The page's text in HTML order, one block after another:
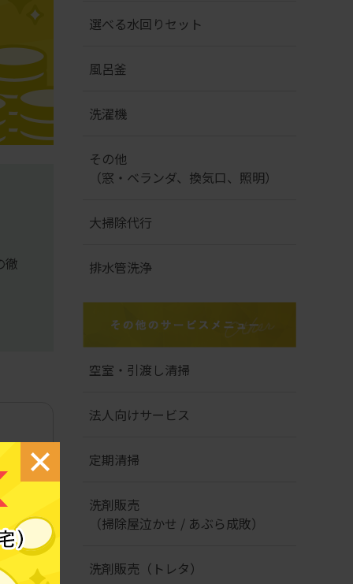
徹
選べる水回りセット
風呂釜
洗濯機
その他
（窓・ベランダ、換気口、照明）
大掃除代行
排水管洗浄
空室・引渡し清掃
法人向けサービス
定期清掃
洗剤販売
（掃除屋泣かせ / あぶら成敗）
洗剤販売（トレタ）